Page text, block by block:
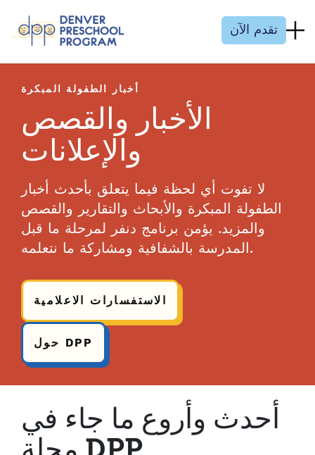
تقدم الآن
أخبار الطفولة المبكرة
الأخبار والقصص
والإعلانات
لا تفوت أي لحظة فيما يتعلق بأحدث أخبار
الطفولة المبكرة والأبحاث والتقارير والقصص
والمزيد. يؤمن برنامج دنفر لمرحلة ما قبل
المدرسة بالشفافية ومشاركة ما نتعلمه.
الاستفسارات الاعلامية
حول DPP
أحدث وأروع ما جاء في